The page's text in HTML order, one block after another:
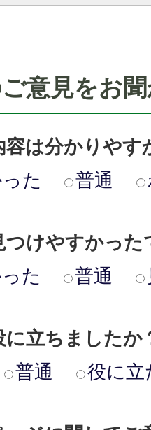
意見をお
容は分かりやす
た
普通
つけやすかった
た
普通
に立ちましたか
普通 役に立